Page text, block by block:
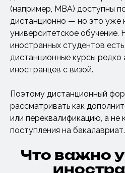
(например, MBA) доступны
дистанционно — но это уже
университетское обучение.
иностранных студентов
дистанционные курсы редко
иностранцев с визой.
Поэтому дистанционный
рассматривать как
или переквалификацию, а не
поступления на бакалавриат.
Что важно